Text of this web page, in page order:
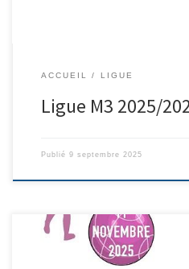
ACCUEIL LIGUE
Ligue M3 2025/
Publié 9 septembre 2025